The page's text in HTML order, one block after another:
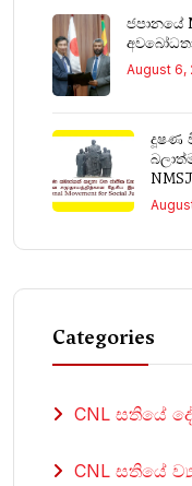
ජපානයේ
August 6,
දූෂණ
NMSJ
Categories
CNL සතියේ
CNL සතියේ